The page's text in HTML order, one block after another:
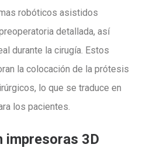
robóticos asistidos
detallada, así
durante la cirugía. Estos
la colocación de la prótesis
lo que se traduce en
los pacientes.
impresoras 3D